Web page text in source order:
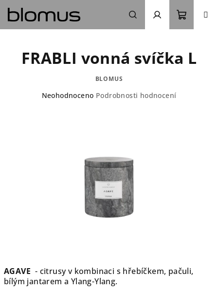
obsah
Hledat Přihlášení
košík
AGAVE - citrusy v kombinaci s hřebíčkem, pačuli,
bílým jantarem a Ylang-Ylang.
FRABLI vonná svíčka L
BLOMUS
Průměrné
Neohodnoceno Podrobnosti hodnocení